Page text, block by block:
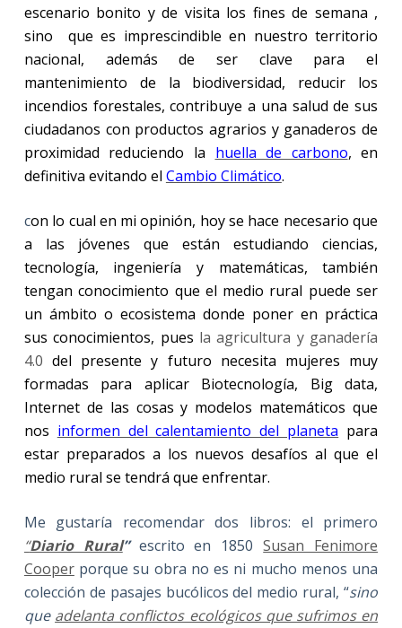
escenario bonito y de visita los fines de semana ,
sino que es imprescindible en nuestro territorio
nacional, además de ser clave para el
mantenimiento de la biodiversidad, reducir los
incendios forestales, contribuye a una salud de sus
ciudadanos con productos agrarios y ganaderos de
proximidad reduciendo la huella de carbono, en
definitiva evitando el Cambio Climático.
con lo cual en mi opinión, hoy se hace necesario que
a las jóvenes que están estudiando ciencias,
tecnología, ingeniería y matemáticas, también
tengan conocimiento que el medio rural puede ser
un ámbito o ecosistema donde poner en práctica
sus conocimientos, pues la agricultura y ganadería
4.0 del presente y futuro necesita mujeres muy
formadas para aplicar Biotecnología, Big data,
Internet de las cosas y modelos matemáticos que
nos informen del calentamiento del planeta para
estar preparados a los nuevos desafíos al que el
medio rural se tendrá que enfrentar.
Me gustaría recomendar dos libros: el primero
“Diario Rural” escrito en 1850Susan Fenimore
Cooperporque su obra no es ni mucho menos una
colección de pasajes bucólicos del medio rural, “sino
que adelanta conflictos ecológicos que sufrimos en